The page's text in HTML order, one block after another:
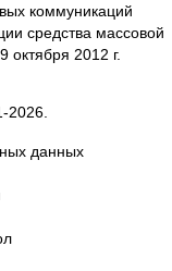
коммуникаций
средства массовой
2012 г.
2026.
данных